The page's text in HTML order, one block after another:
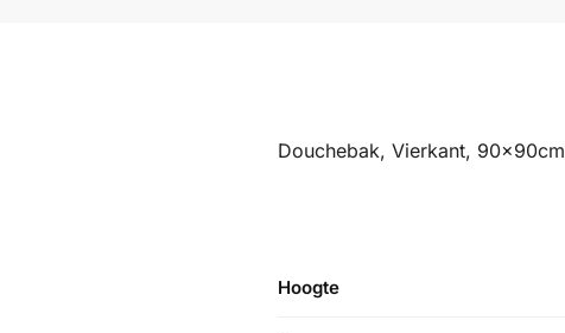
Douchebak, Vierkant, 90x90cm
Hoogte